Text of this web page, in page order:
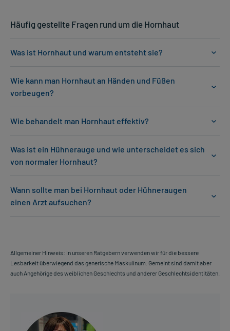
Häufig gestellte Fragen rund um die Hornhaut
Was ist Hornhaut und warum entsteht sie?
Wie kann man Hornhaut an Händen und Füßen
vorbeugen?
Wie behandelt man Hornhaut effektiv?
Was ist ein Hühnerauge und wie unterscheidet es sich
von normaler Hornhaut?
Wann sollte man bei Hornhaut oder Hühneraugen
einen Arzt aufsuchen?
Allgemeiner Hinweis: In unseren Ratgebern verwenden wir für die bessere
Lesbarkeit überwiegend das generische Maskulinum. Gemeint sind damit aber
auch Angehörige des weiblichen Geschlechts und anderer Geschlechtsidentitäten.